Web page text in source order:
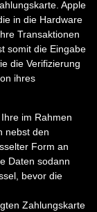
Apple
in die Hardware
Transaktionen
somit die Eingabe
die Verifizierung
ihres
im Rahmen
nebst den
Form an
Daten sodann
bevor die
Zahlungskarte